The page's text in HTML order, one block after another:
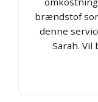
brændstof
denne
Sarah.